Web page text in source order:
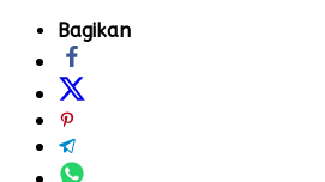
Bagikan